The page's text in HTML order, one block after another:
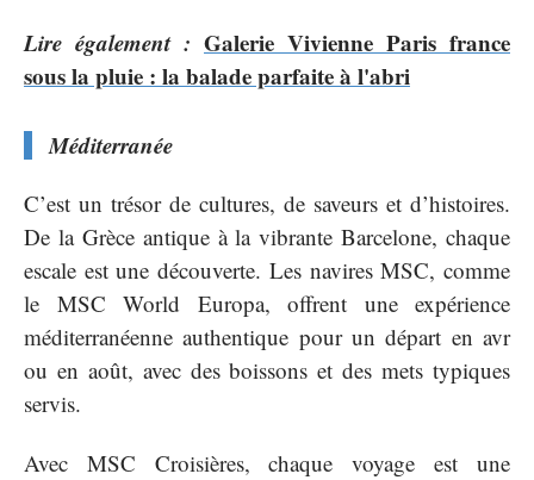
Lire également : Galerie Vivienne Paris france
sous la pluie : la balade parfaite à l'abri
Méditerranée
C’est un trésor de cultures, de saveurs et d’histoires.
De la Grèce antique à la vibrante Barcelone, chaque
escale est une découverte. Les navires MSC, comme
le MSC World Europa, offrent une expérience
méditerranéenne authentique pour un départ en avr
ou en août, avec des boissons et des mets typiques
servis.
Avec MSC Croisières, chaque voyage est une